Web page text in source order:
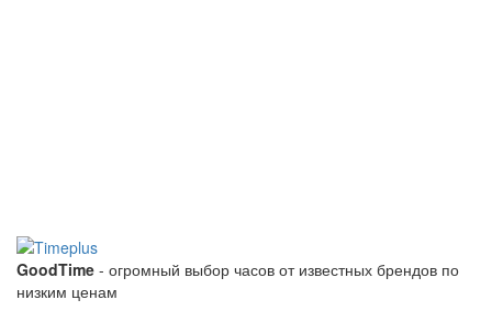
GoodTime - огромный выбор часов от известных брендов по
низким ценам